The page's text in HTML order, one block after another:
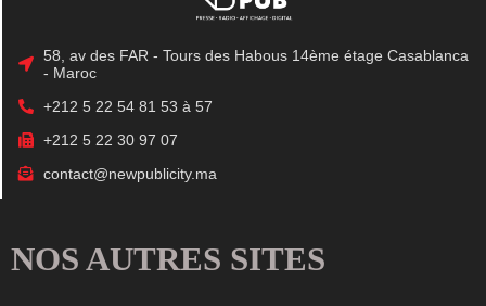
58, av des FAR - Tours des Habous 14ème étage Casablanca
- Maroc
+212 5 22 54 81 53 à 57
+212 5 22 30 97 07
contact@newpublicity.ma
NOS AUTRES SITES